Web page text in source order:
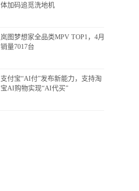
体加码追觅洗地机
岚图梦想家全品类MPV TOP1，4月
销量7017台
支付宝“AI付”发布新能力，支持淘
宝AI购物实现“AI代买”